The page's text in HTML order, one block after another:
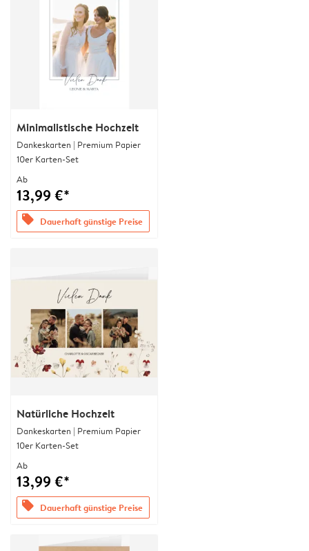
Minimalistische Hochzeit
Dankeskarten | Premium Papier
10er Karten-Set
Ab
13,99 €*
offers Dauerhaft günstige Preise
Natürliche Hochzeit
Dankeskarten | Premium Papier
10er Karten-Set
Ab
13,99 €*
offers Dauerhaft günstige Preise